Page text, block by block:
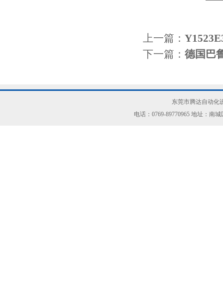
上一篇：
下一篇： 德国巴
东莞市腾达自动化
电话：0769-89770965 地址：南